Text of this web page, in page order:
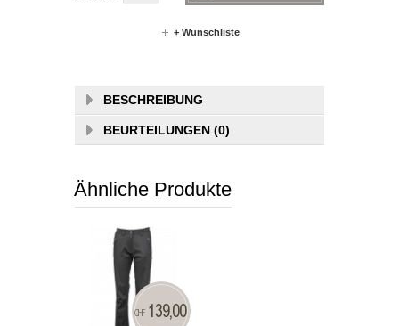
+ Wunschliste
BESCHREIBUNG
BEURTEILUNGEN (0)
Ähnliche Produkte
CHF 139,00